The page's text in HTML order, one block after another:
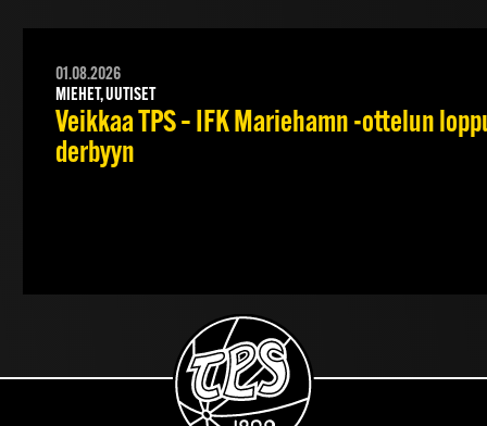
01.08.2026
MIEHET, UUTISET
Veikkaa TPS – IFK Mariehamn -ottelun
derbyyn